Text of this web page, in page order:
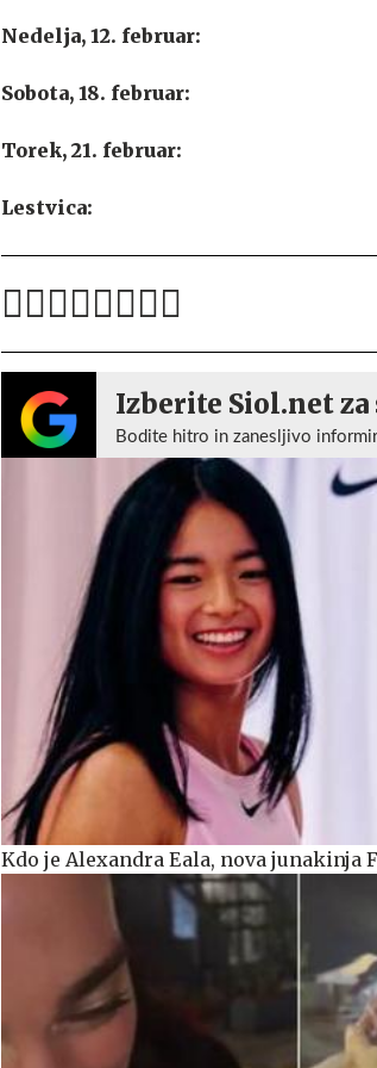
Nedelja, 12. februar:
Sobota, 18. februar:
Torek, 21. februar:
Lestvica:
Izberite Siol.net
Bodite hitro in zanesljivo
Kdo je Alexandra Eala, nova junakinja